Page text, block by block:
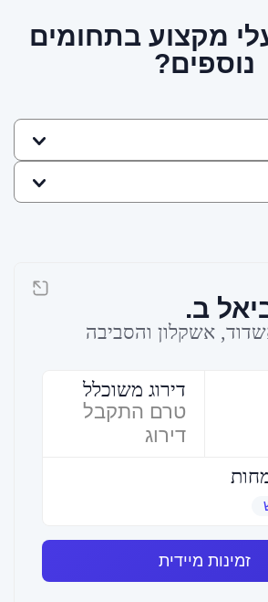
מקצוע בתחומים
נוספים?
ב.
אשקלון והסביבה
דירוג משוכלל
טרם התקבל
דירוג
זמינות מיידית